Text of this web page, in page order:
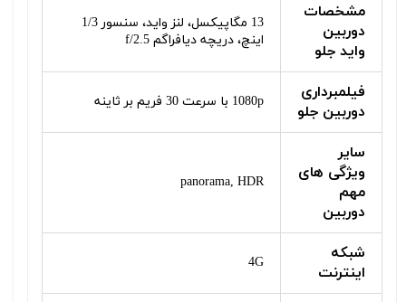
مشخصات
دوربین
واید جلو
13 مگاپیکسل، لنز واید، سنسور 1/3
اینچ، دریچه دیافراگم f/2.5
فیلمبرداری
دوربین جلو
1080p با سرعت 30 فریم بر ثاینه
سایر
ویژگی‌ های
مهم
دوربین
panorama, HDR
شبکه
اینترنت
4G